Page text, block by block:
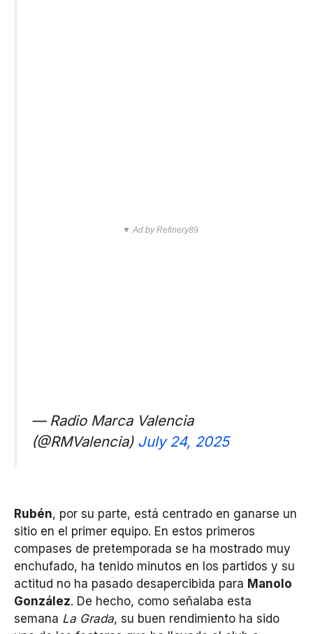
▼ Ad by Refinery89
— Radio Marca Valencia
(@RMValencia) July 24, 2025
Rubén, por su parte, está centrado en ganarse un
sitio en el primer equipo. En estos primeros
compases de pretemporada se ha mostrado muy
enchufado, ha tenido minutos en los partidos y su
actitud no ha pasado desapercibida para Manolo
González. De hecho, como señalaba esta
semana La Grada, su buen rendimiento ha sido